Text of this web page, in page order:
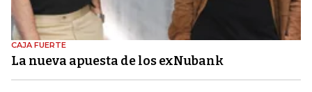
CAJA FUERTE
La nueva apuesta de los exNubank